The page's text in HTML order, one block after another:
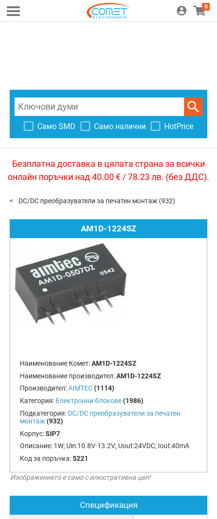
0
Само SMD Само налични HotPrice
Безплатна доставка в цялата страна за всички
онлайн поръчки над 40.00 € / 78.23 лв. (без ДДС).
DC/DC преобразуватели за печатен монтаж (932)
AM1D-1224SZ
Наименование Комет:AM1D-1224SZ
Наименование производител:AM1D-1224SZ
Производител:AIMTEC (1114)
Категория: Електронни блокове (1986)
Подкатегория: DC/DC преобразуватели за печатен
монтаж (932)
Корпус:SIP7
Описание: 1W; Uin:10.8V·13.2V; Uout:24VDC; Iout:40mA
Код за поръчка:5221
Изображението е само с илюстративна цел!
Спецификация